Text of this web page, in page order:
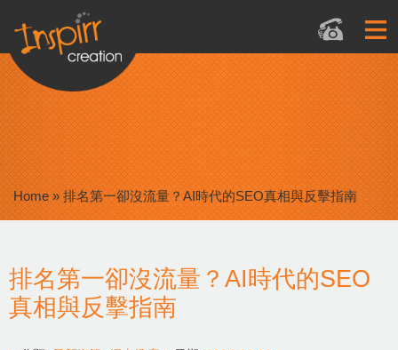
Home » 排名第一卻沒流量？AI時代的SEO真相與反擊指南
排名第一卻沒流量？AI時代的SEO
真相與反擊指南